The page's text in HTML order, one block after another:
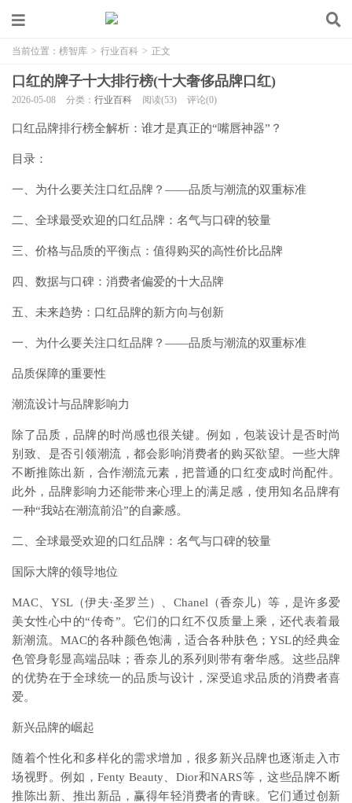
当前位置： 榜智库 > 行业百科 > 正文
口红的牌子十大排行榜(十大奢侈品牌口红)
2026-05-08 分类： 行业百科 阅读(53) 评论(0)
口红品牌排行榜全解析：谁才是真正的“嘴唇神器”？
目录：
一、为什么要关注口红品牌？——品质与潮流的双重标准
二、全球最受欢迎的口红品牌：名气与口碑的较量
三、价格与品质的平衡点：值得购买的高性价比品牌
四、数据与口碑：消费者偏爱的十大品牌
五、未来趋势：口红品牌的新方向与创新
一、为什么要关注口红品牌？——品质与潮流的双重标准
品质保障的重要性
潮流设计与品牌影响力
除了品质，品牌的时尚感也很关键。例如，包装设计是否时尚
别致、是否引领潮流，都会影响消费者的购买欲望。一些大牌
不断推陈出新，合作潮流元素，把普通的口红变成时尚配件。
此外，品牌影响力还能带来心理上的满足感，使用知名品牌有
一种“我站在潮流前沿”的自豪感。
二、全球最受欢迎的口红品牌：名气与口碑的较量
国际大牌的领导地位
MAC、YSL（伊夫·圣罗兰）、Chanel（香奈儿）等，是许多爱
美女性心中的“传奇”。它们的口红不仅质量上乘，还代表着最
新潮流。MAC的各种颜色饱满，适合各种肤色；YSL的经典金
色管身彰显高端品味；香奈儿的系列则带有奢华感。这些品牌
的优势在于全球统一的品质与设计，深受追求品质的消费者喜
爱。
新兴品牌的崛起
随着个性化和多样化的需求增加，很多新兴品牌也逐渐走入市
场视野。例如，Fenty Beauty、Dior和NARS等，这些品牌不断
推陈出新、推出新品，赢得年轻消费者的青睐。它们通过创新